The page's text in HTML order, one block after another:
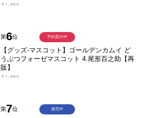
￥1,980
第6位
【グッズ-マスコット】ゴールデンカムイ ど
うぶつフォーゼマスコット 4.尾形百之助【再
販】
￥1,980
予約受付中
第7位 発売中